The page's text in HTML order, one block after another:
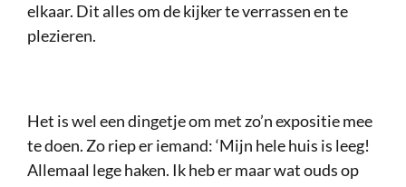
elkaar. Dit alles om de kijker te verrassen en te
plezieren.
Het is wel een dingetje om met zo’n expositie mee
te doen. Zo riep er iemand: ‘Mijn hele huis is leeg!
Allemaal lege haken. Ik heb er maar wat ouds op